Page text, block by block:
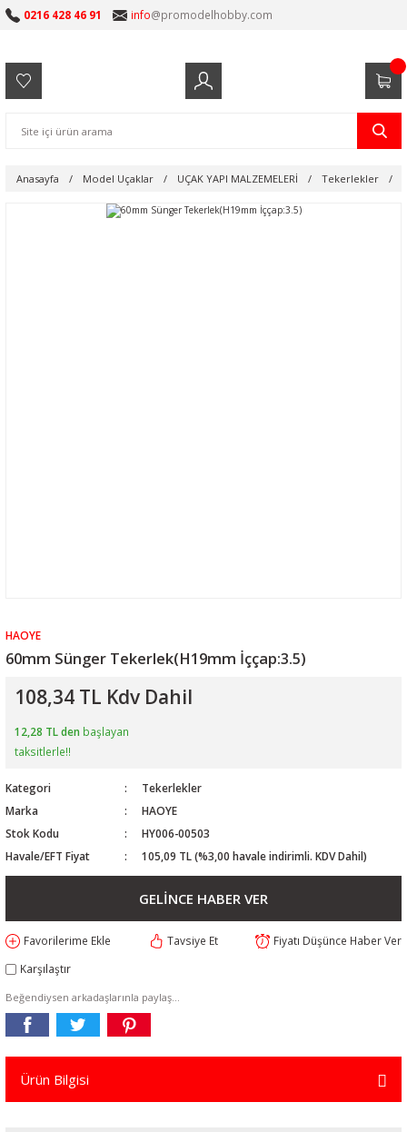
0216 428 46 91 info@promodelhobby.com
Anasayfa Model Uçaklar UÇAK YAPI MALZEMELERİ Tekerlekler
HAOYE
60mm Sünger Tekerlek(H19mm İççap:3.5)
108,34 TL Kdv Dahil
12,28 TL den başlayan
taksitlerle!!
Kategori
Tekerlekler
Marka
HAOYE
Stok Kodu
HY006-00503
Havale/EFT Fiyat
105,09 TL (%3,00 havale indirimli. KDV Dahil)
GELİNCE HABER VER
Tavsiye Et
Fiyatı Düşünce Haber Ver
Karşılaştır
Beğendiysen arkadaşlarınla paylaş...
Ürün Bilgisi